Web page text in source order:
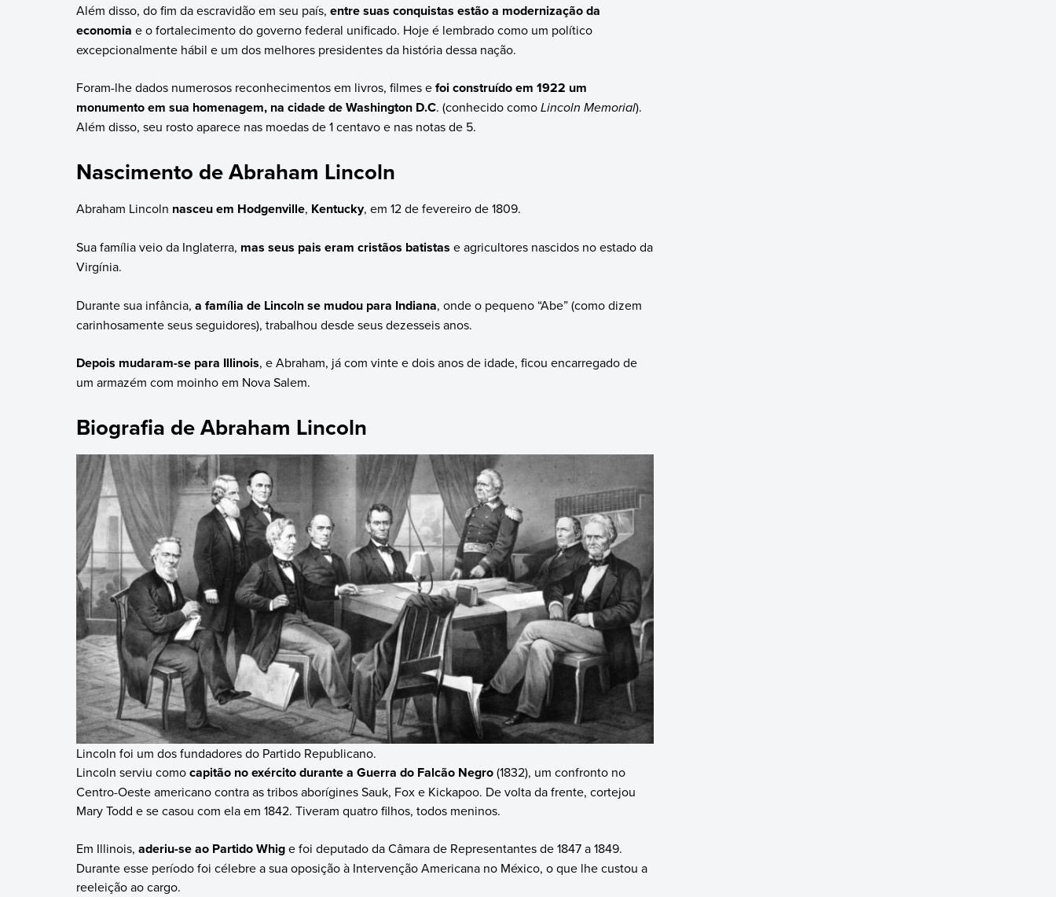
Além disso, do fim da escravidão em seu país, entre suas conquistas estão a modernização da
economia e o fortalecimento do governo federal unificado. Hoje é lembrado como um político
excepcionalmente hábil e um dos melhores presidentes da história dessa nação.
Foram-lhe dados numerosos reconhecimentos em livros, filmes efoi construído em 1922 um
monumento em sua homenagem, na cidade de Washington D.C. (conhecido comoLincoln Memorial).
Além disso, seu rosto aparece nas moedas de 1 centavo e nas notas de 5.
Nascimento de Abraham Lincoln
Abraham Lincoln nasceu em Hodgenville, Kentucky, em 12 de fevereiro de 1809.
Sua família veio da Inglaterra, mas seus pais eram cristãos batistas e agricultores nascidos no estado da
Virgínia.
Durante sua infância, a família de Lincoln se mudou para Indiana, onde o pequeno “Abe” (como dizem
carinhosamente seus seguidores), trabalhou desde seus dezesseis anos.
Depois mudaram-se para Illinois, e Abraham, já com vinte e dois anos de idade, ficou encarregado de
um armazém com moinho em Nova Salem.
Biografia de Abraham Lincoln
Lincoln foi um dos fundadores do Partido Republicano.
Lincoln serviu comocapitão no exército durante a Guerra do Falcão Negro(1832), um confronto no
Centro-Oeste americano contra as tribos aborígines Sauk, Fox e Kickapoo. De volta da frente, cortejou
Mary Todd e se casou com ela em 1842. Tiveram quatro filhos, todos meninos.
Em Illinois, aderiu-se ao Partido Whige foi deputado da Câmara de Representantes de 1847 a 1849.
Durante esse período foi célebre a sua oposição à Intervenção Americana no México, o que lhe custou a
reeleição ao cargo.